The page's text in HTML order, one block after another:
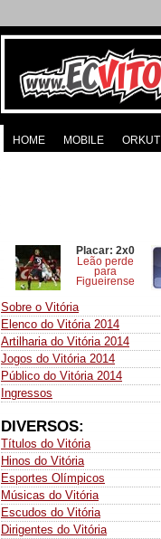
HOME MOBILE ORKUT
Placar: 2x0
Leão perde
para
Figueirense
Sobre o Vitória
Elenco do Vitória 2014
Artilharia do Vitória 2014
Jogos do Vitória 2014
Público do Vitória 2014
Ingressos
DIVERSOS:
Títulos do Vitória
Hinos do Vitória
Esportes Olímpicos
Músicas do Vitória
Escudos do Vitória
Dirigentes do Vitória